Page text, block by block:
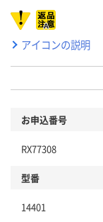
アイコンの説明
お申込番号
RX77308
型番
14401